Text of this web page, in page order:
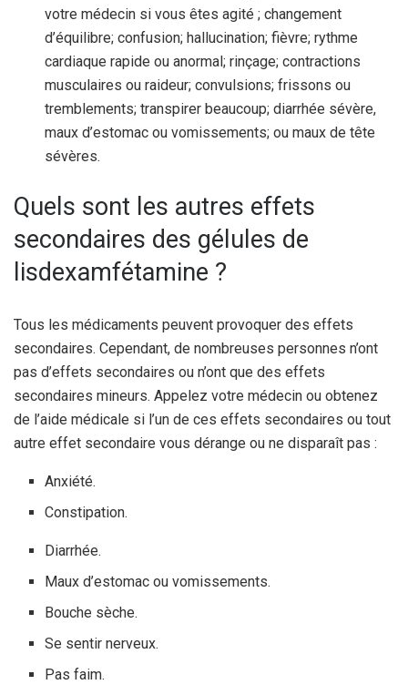
votre médecin si vous êtes agité ; changement
d’équilibre; confusion; hallucination; fièvre; rythme
cardiaque rapide ou anormal; rinçage; contractions
musculaires ou raideur; convulsions; frissons ou
tremblements; transpirer beaucoup; diarrhée sévère,
maux d’estomac ou vomissements; ou maux de tête
sévères.
Quels sont les autres effets
secondaires des gélules de
lisdexamfétamine ?
Tous les médicaments peuvent provoquer des effets
secondaires. Cependant, de nombreuses personnes n’ont
pas d’effets secondaires ou n’ont que des effets
secondaires mineurs. Appelez votre médecin ou obtenez
de l’aide médicale si l’un de ces effets secondaires ou tout
autre effet secondaire vous dérange ou ne disparaît pas :
Anxiété.
Constipation.
Diarrhée.
Maux d’estomac ou vomissements.
Bouche sèche.
Se sentir nerveux.
Pas faim.